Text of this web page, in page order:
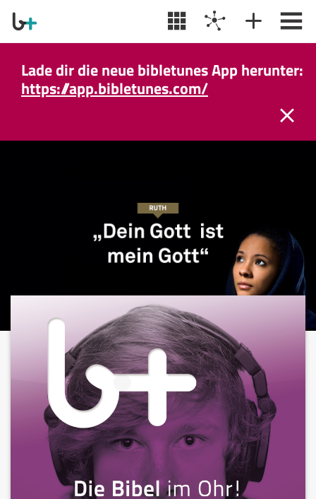
Lade dir die neue bibletunes App herunter:
https://app.bibletunes.com/